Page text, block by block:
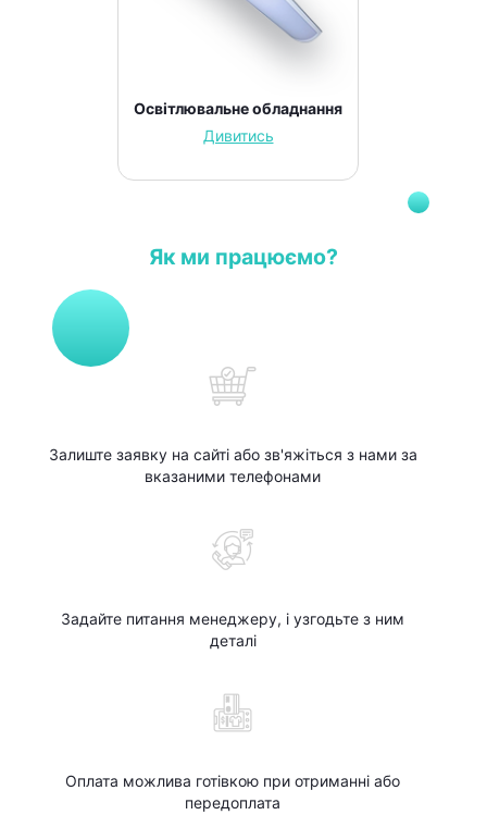
Освітлювальне обладнання
Дивитись
Як ми працюємо?
Залиште заявку на сайті або зв'яжіться з нами за
вказаними телефонами
Задайте питання менеджеру, і узгодьте з ним
деталі
Оплата можлива готівкою при отриманні або
передоплата